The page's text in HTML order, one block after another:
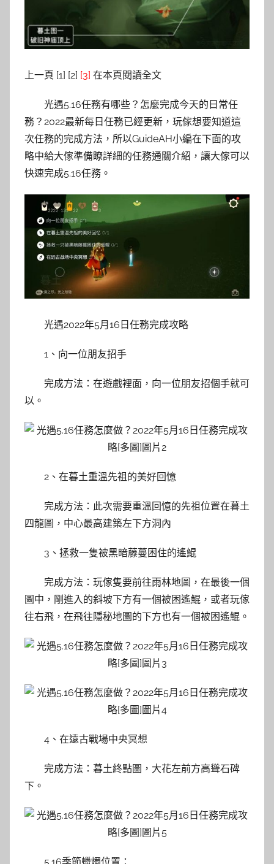
上一頁 [1] [2] [3] 在本頁閱讀全文
光遇5.16任務有哪些？怎麼完成今天的日常任
務？2022最新每日任務已經更新，玩傢想要知道這
次任務的完成方法，所以GuideAH小編在下面的攻
略中給大傢準備瞭詳細的任務通關介紹，讓大傢可以
快速完成5.16任務。
光遇2022年5月16日任務完成攻略
1、向一位朋友招手
完成方法：在遊戲裡面，向一位朋友招個手就可
以。
2、在暮土重溫先祖的美好回憶
完成方法：此次需要重溫回憶的先祖位置在暮土
四龍圖，中心最高建築左下方洞內
3、拯救一隻被黑暗藤蔓困住的遙鯤
完成方法：玩傢隻要前往雨林地圖，在最後一個
圖中，剛進入的斜坡下方有一個被困遙鯤，或者玩傢
往右飛，在飛往隱秘地圖的下方也有一個被困遙鯤。
4、在遠古戰場中央冥想
完成方法：暮土終點圖，大花左前方高聳石碑
下。
5.16季節蠟燭位置：